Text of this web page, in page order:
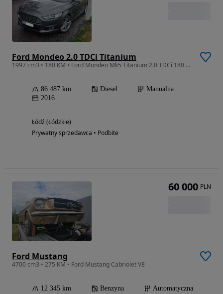
Ford Mondeo 2.0 TDCi Titanium
1997 cm3 • 180 KM • Ford Mondeo Mk5 Titanium 2.0 TDCi 180 KM AWD | 2016 | 87 tys. km | 1wł
86 487 km Diesel
Manualna
2016
Łódź (Łódzkie)
Prywatny sprzedawca • Podbite
Ford Mustang
4700 cm3 • 275 KM • Ford Mustang Cabriolet V8
12 345 km Benzyna
Automatyczna
60 000 PLN